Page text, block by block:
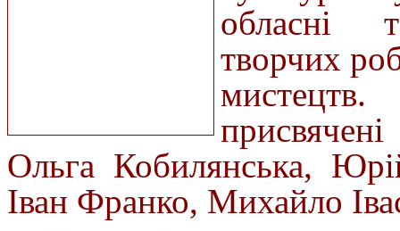
обласні
творчих
Ольга Кобилянська,
Іван Франко, Михайло